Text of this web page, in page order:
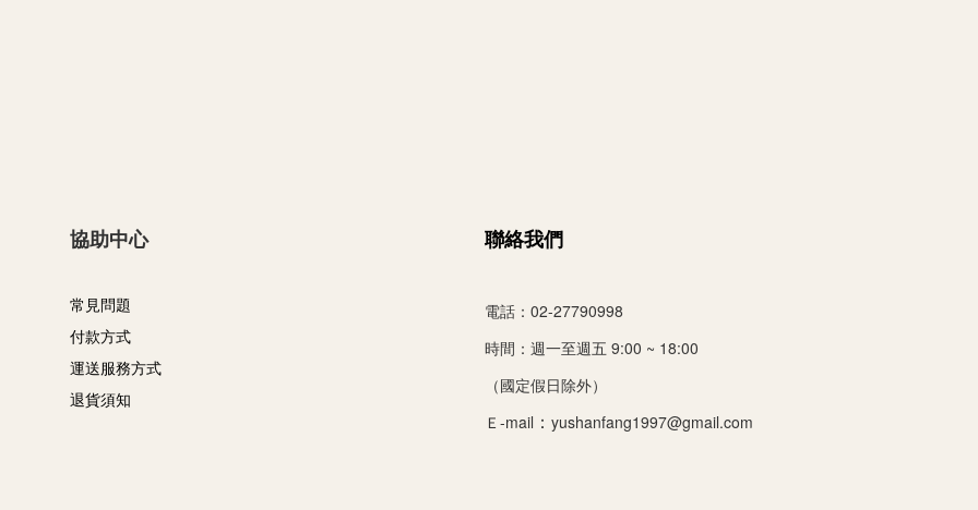
協助中心
常見問題
付款方式
運送服務方式
退貨須知
聯絡我們
電話：02-27790998
時間： 週一至週五 9:00 ~ 18:00
（國定假日除外）
Ｅ-mail ： yushanfang1997@gmail.com